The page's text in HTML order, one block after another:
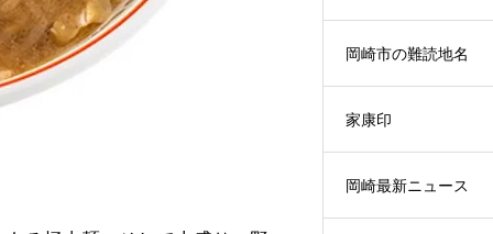
岡崎市の難読地名
家康印
岡崎最新ニュース